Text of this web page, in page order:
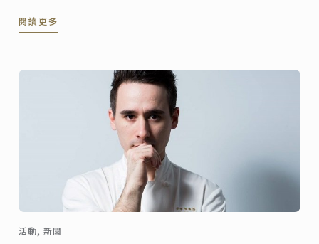
生就讀。藍帶的不斷壯大，給世界各地熱愛烹飪美食、
閱讀更多
活動, 新聞